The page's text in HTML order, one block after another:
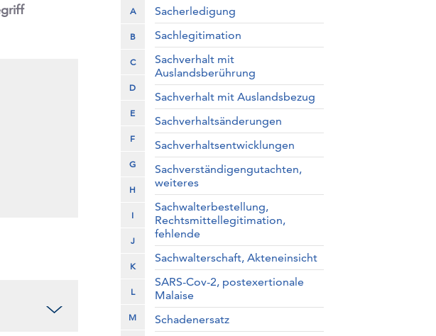
A
B
C
D
E
F
G
H
I
J
K
L
M
Sacherledigung
Sachlegitimation
Sachverhalt mit
Auslandsberührung
Sachverhalt mit Auslandsbezug
Sachverhaltsänderungen
Sachverhaltsentwicklungen
Sachverständigengutachten,
weiteres
Sachwalterbestellung,
Rechtsmittellegitimation,
fehlende
Sachwalterschaft, Akteneinsicht
SARS-Cov-2, postexertionale
Malaise
Schadenersatz